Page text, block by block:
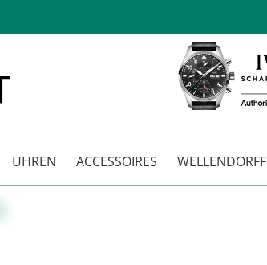
UHREN ACCESSOIRES WELLENDORFF